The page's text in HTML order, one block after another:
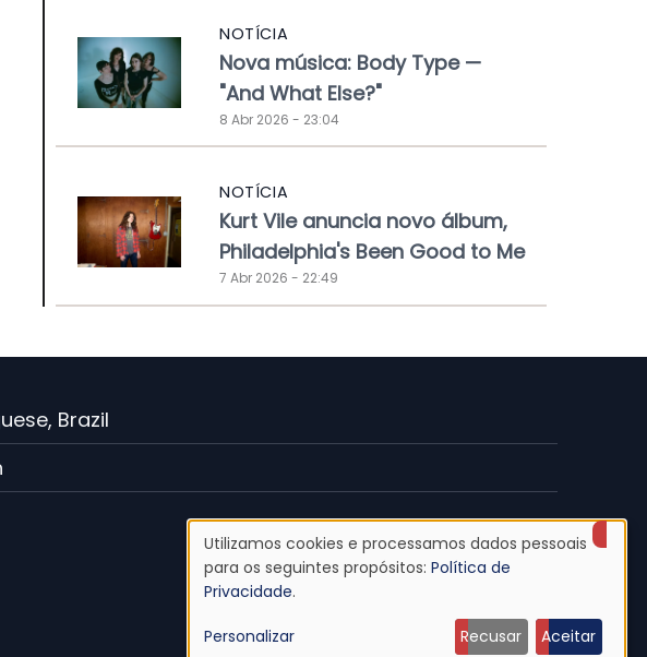
NOTÍCIA
Nova música: Body Type —
"And What Else?"
8 Abr 2026 - 23:04
NOTÍCIA
Kurt Vile anuncia novo álbum,
Philadelphia's Been Good to Me
7 Abr 2026 - 22:49
Brazil
Uso
de
Utilizamos cookies e processamos dados pessoais
para os seguintes propósitos: Política de
Privacidade.
Personalizar Recusar Aceitar